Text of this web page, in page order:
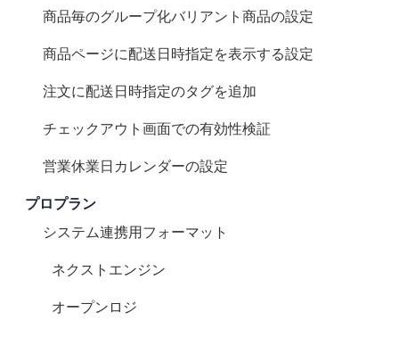
商品毎のグループ化(バリアント商品の設定)
商品ページに配送日時指定を表示する設定
注文に配送日時指定のタグを追加
チェックアウト画面での有効性検証
営業休業日カレンダーの設定
プロプラン
システム連携用フォーマット
ネクストエンジン
オープンロジ